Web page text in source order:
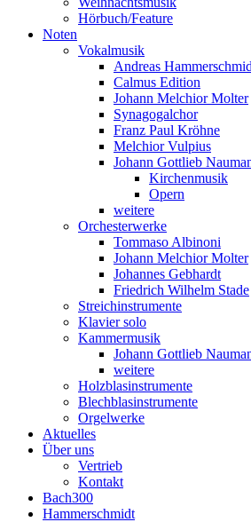
Hörbuch/Feature
Noten
Vokalmusik
Andreas
Calmus Edition
Johann Melchior Molter
Synagogalchor
Franz Paul Kröhne
Melchior Vulpius
Johann Gottlieb
Kirchenmusik
Opern
weitere
Orchesterwerke
Tommaso Albinoni
Johann Melchior Molter
Johannes Gebhardt
Friedrich Wilhelm Stade
Streichinstrumente
Klavier solo
Kammermusik
Johann Gottlieb
weitere
Holzblasinstrumente
Blechblasinstrumente
Orgelwerke
Aktuelles
Über uns
Vertrieb
Kontakt
Bach300
Hammerschmidt